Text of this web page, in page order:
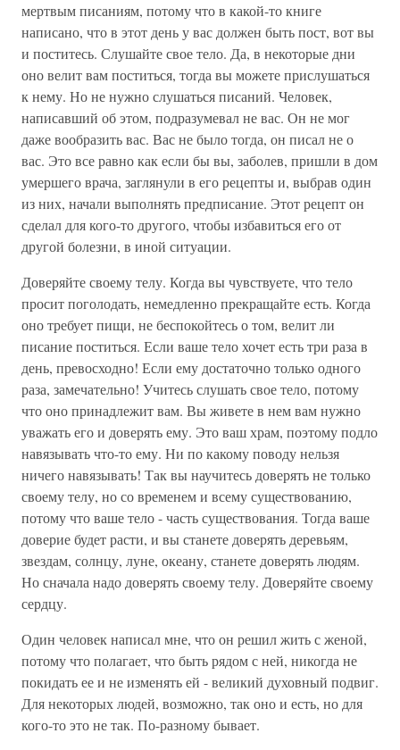
мертвым писаниям, потому что в какой-то книге
написано, что в этот день у вас должен быть пост, вот вы
и поститесь. Слушайте свое тело. Да, в некоторые дни
оно велит вам поститься, тогда вы можете прислушаться
к нему. Но не нужно слушаться писаний. Человек,
написавший об этом, подразумевал не вас. Он не мог
даже вообразить вас. Вас не было тогда, он писал не о
вас. Это все равно как если бы вы, заболев, пришли в дом
умершего врача, заглянули в его рецепты и, выбрав один
из них, начали выполнять предписание. Этот рецепт он
сделал для кого-то другого, чтобы избавиться его от
другой болезни, в иной ситуации.
Доверяйте своему телу. Когда вы чувствуете, что тело
просит поголодать, немедленно прекращайте есть. Когда
оно требует пищи, не беспокойтесь о том, велит ли
писание поститься. Если ваше тело хочет есть три раза в
день, превосходно! Если ему достаточно только одного
раза, замечательно! Учитесь слушать свое тело, потому
что оно принадлежит вам. Вы живете в нем вам нужно
уважать его и доверять ему. Это ваш храм, поэтому подло
навязывать что-то ему. Ни по какому поводу нельзя
ничего навязывать! Так вы научитесь доверять не только
своему телу, но со временем и всему существованию,
потому что ваше тело - часть существования. Тогда ваше
доверие будет расти, и вы станете доверять деревьям,
звездам, солнцу, луне, океану, станете доверять людям.
Но сначала надо доверять своему телу. Доверяйте своему
сердцу.
Один человек написал мне, что он решил жить с женой,
потому что полагает, что быть рядом с ней, никогда не
покидать ее и не изменять ей - великий духовный подвиг.
Для некоторых людей, возможно, так оно и есть, но для
кого-то это не так. По-разному бывает.